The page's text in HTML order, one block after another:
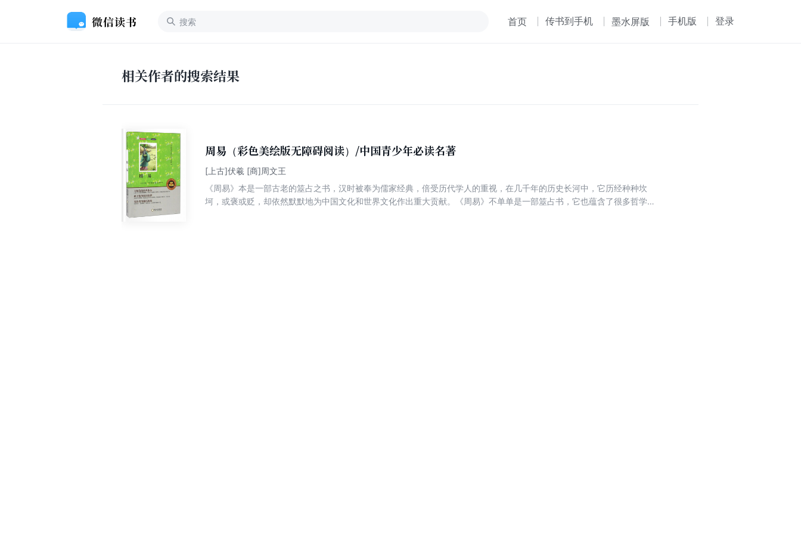
首页 传书到手机 墨水屏版 手机版 登录
相关作者的搜索结果
周易（彩色美绘版无障碍阅读）/中国青少年必读名著
[上古]伏羲 [商]周文王
《周易》本是一部古老的筮占之书，汉时被奉为儒家经典，倍受历代学人的重视，在几千年的历史长河中，它历经种种坎
坷，或褒或贬，却依然默默地为中国文化和世界文化作出重大贡献。《周易》不单单是一部筮占书，它也蕴含了很多哲学道